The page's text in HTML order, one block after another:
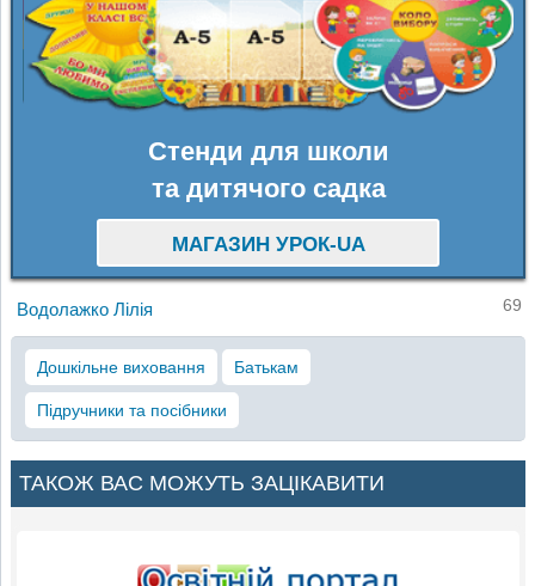
Стенди для школи
та дитячого садка
МАГАЗИН УРОК-UA
Водолажко Лілія 69
Дошкільне виховання Батькам
Підручники та посібники
ТАКОЖ ВАС МОЖУТЬ ЗАЦІКАВИТИ